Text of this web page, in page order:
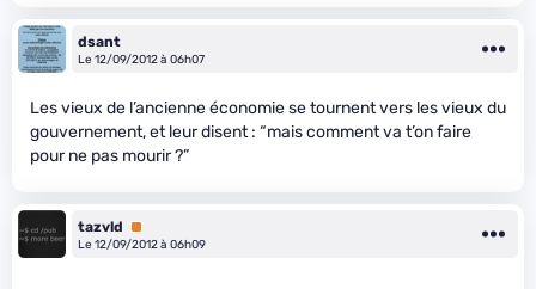
dsant
Le 12/09/2012 à 06h07
Les vieux de l’ancienne économie se tournent vers les vieux du
gouvernement, et leur disent : “mais comment va t’on faire
pour ne pas mourir ?”
tazvld
Premium
Le 12/09/2012 à 06h09